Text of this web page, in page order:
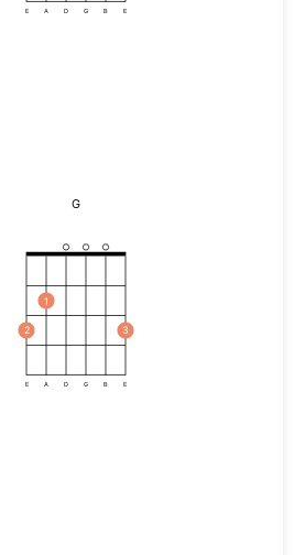
E A D G B E
G
2
1
3
E A D G B E